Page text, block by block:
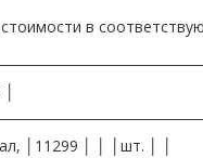
в
│11299 │ │ │шт. │ │